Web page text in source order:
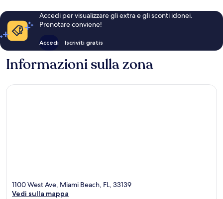
Accedi per visualizzare gli extra e gli sconti idonei.
Prenotare conviene!
Accedi Iscriviti gratis
Informazioni sulla zona
1100 West Ave, Miami Beach, FL, 33139
Vedi sulla mappa